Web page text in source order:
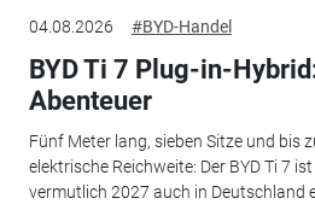
04.08.2026 #BYD-Handel
BYD Ti 7 Plug-in-
Abenteuer
Fünf Meter lang, sieben Sitze und bis
elektrische Reichweite: Der BYD Ti 7
vermutlich 2027 auch in Deutschland